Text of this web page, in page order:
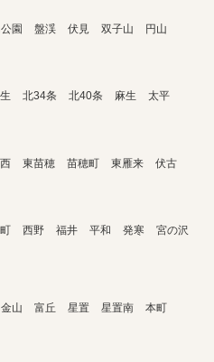
園 盤渓 伏見 双子山
円山
北34条 北40条 麻生
太平
東苗穂 苗穂町 東雁来
伏古
西野 福井 平和 発寒
宮の沢
金山 富丘 星置 星置南
本町